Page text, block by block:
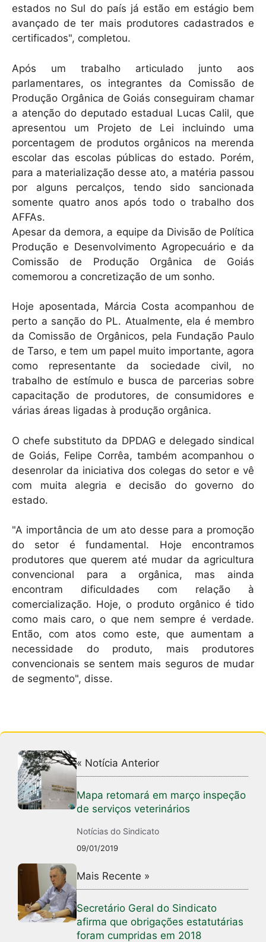
estados no Sul do país já estão em estágio bem
avançado de ter mais produtores cadastrados e
certificados", completou.
Após um trabalho articulado junto aos
parlamentares, os integrantes da Comissão de
Produção Orgânica de Goiás conseguiram chamar
a atenção do deputado estadual Lucas Calil, que
apresentou um Projeto de Lei incluindo uma
porcentagem de produtos orgânicos na merenda
escolar das escolas públicas do estado. Porém,
para a materialização desse ato, a matéria passou
por alguns percalços, tendo sido sancionada
somente quatro anos após todo o trabalho dos
AFFAs.
Apesar da demora, a equipe da Divisão de Política
Produção e Desenvolvimento Agropecuário e da
Comissão de Produção Orgânica de Goiás
comemorou a concretização de um sonho.
Hoje aposentada, Márcia Costa acompanhou de
perto a sanção do PL. Atualmente, ela é membro
da Comissão de Orgânicos, pela Fundação Paulo
de Tarso, e tem um papel muito importante, agora
como representante da sociedade civil, no
trabalho de estímulo e busca de parcerias sobre
capacitação de produtores, de consumidores e
várias áreas ligadas à produção orgânica.
O chefe substituto da DPDAG e delegado sindical
de Goiás, Felipe Corrêa, também acompanhou o
desenrolar da iniciativa dos colegas do setor e vê
com muita alegria e decisão do governo do
estado.
"A importância de um ato desse para a promoção
do setor é fundamental. Hoje encontramos
produtores que querem até mudar da agricultura
convencional para a orgânica, mas ainda
encontram dificuldades com relação à
comercialização. Hoje, o produto orgânico é tido
como mais caro, o que nem sempre é verdade.
Então, com atos como este, que aumentam a
necessidade do produto, mais produtores
convencionais se sentem mais seguros de mudar
de segmento", disse.
« Notícia Anterior
Mapa retomará em março inspeção
de serviços veterinários
Notícias do Sindicato
09/01/2019
Mais Recente »
Secretário Geral do Sindicato
afirma que obrigações estatutárias
foram cumpridas em 2018